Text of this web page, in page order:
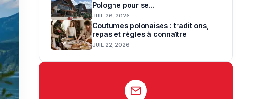
Pologne pour se...
JUIL 26, 2026
Coutumes polonaises : traditions,
repas et règles à connaître
JUIL 22, 2026